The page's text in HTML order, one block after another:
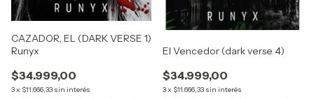
CAZADOR, EL (DARK VERSE 1)
Runyx
$34.999,00
3x $11.666,33 sin interés
El Vencedor (dark verse 4)
$34.999,00
3x $11.666,33 sin interés